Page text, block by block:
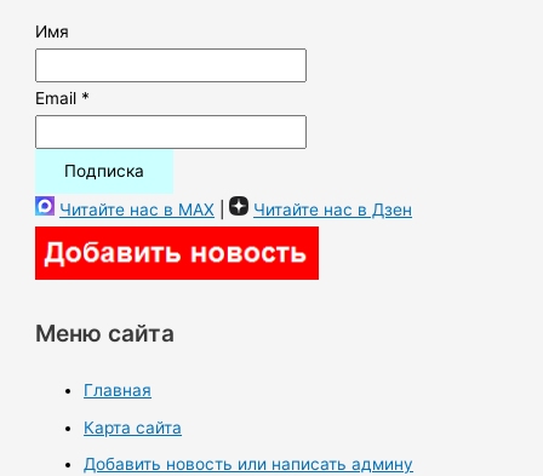
Имя
Email *
Читайте нас в MAX | Читайте нас в Дзен
Меню сайта
Главная
Карта сайта
Добавить новость или написать админу